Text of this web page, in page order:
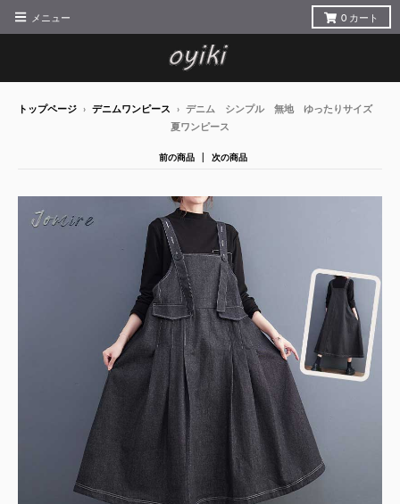
メニュー 0 カート
トップページ › デニムワンピース › デニム シンプル 無地 ゆったりサイズ
夏ワンピース
前の商品 次の商品